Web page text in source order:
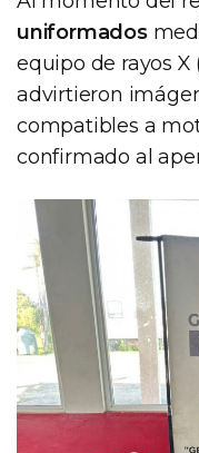
uniformados
equipo de rayos X
advirtieron
compatibles a
confirmado al